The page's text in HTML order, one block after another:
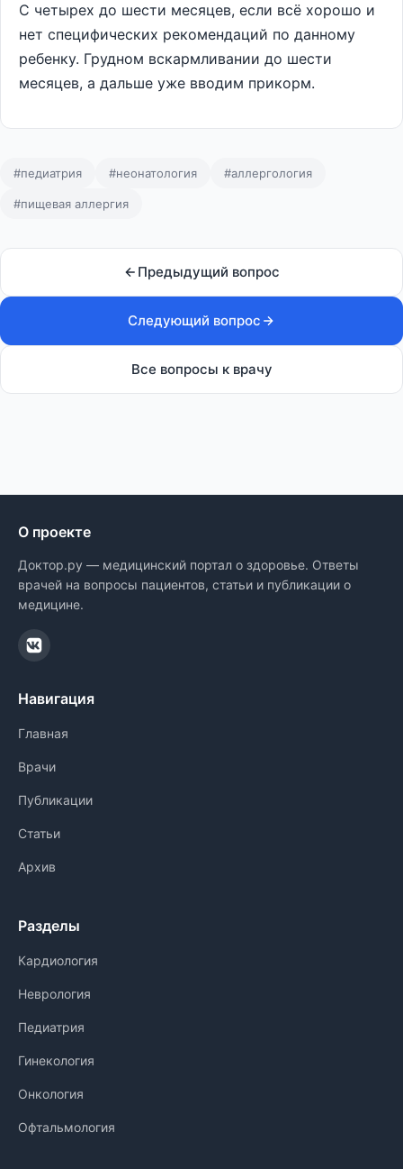
С четырех до шести месяцев, если всё хорошо и
нет специфических рекомендаций по данному
ребенку. Грудном вскармливании до шести
месяцев, а дальше уже вводим прикорм.
#педиатрия #неонатология #аллергология
#пищевая аллергия
Предыдущий вопрос
Следующий вопрос
Все вопросы к врачу
О проекте
Доктор.ру — медицинский портал о здоровье. Ответы
врачей на вопросы пациентов, статьи и публикации о
медицине.
Навигация
Главная
Врачи
Публикации
Статьи
Архив
Разделы
Кардиология
Неврология
Педиатрия
Гинекология
Онкология
Офтальмология